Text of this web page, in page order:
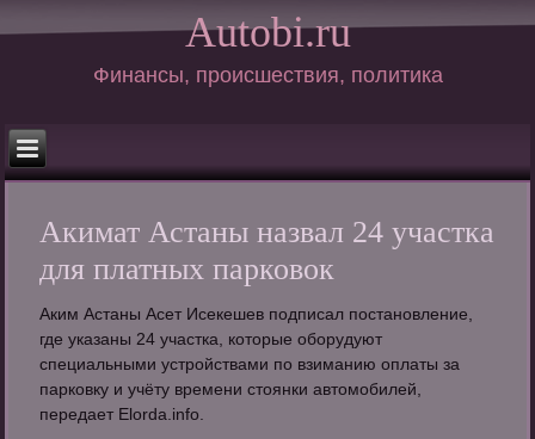
Autobi.ru
Финансы, происшествия, политика
Акимат Астаны назвал 24 участка
для платных парковок
Аким Астаны Асет Исекешев подписал постановление,
где указаны 24 участка, которые оборудуют
специальными устройствами по взиманию оплаты за
парковку и учёту времени стоянки автомобилей,
передает Elorda.info.